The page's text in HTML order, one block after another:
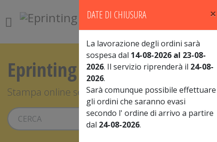
Eprinting
Stampa online senza compromessi
Vai
DATE DI CHIUSURA ×
La lavorazione degli ordini sarà
sospesa dal 14-08-2026 al 23-08-
2026. Il servizio riprenderà il 24-08-
2026.
Sarà comunque possibile effettuare
gli ordini che saranno evasi
secondo l' ordine di arrivo a partire
dal 24-08-2026.